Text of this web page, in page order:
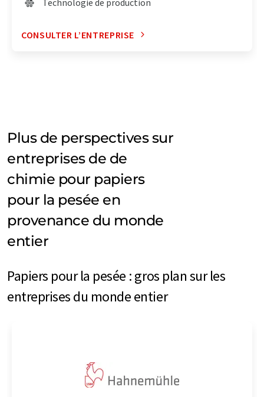
CONSULTER L’ENTREPRISE
Plus de perspectives sur
entreprises de de
chimie pour papiers
pour la pesée en
provenance du monde
entier
Papiers pour la pesée : gros plan sur les
entreprises du monde entier